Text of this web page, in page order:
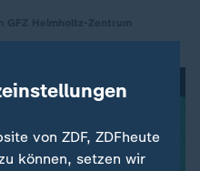
von ZDF, ZDFheute
können, setzen wir